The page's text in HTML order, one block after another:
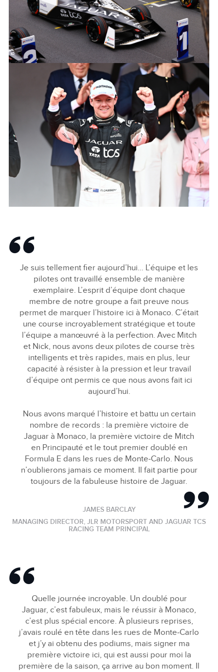
LINKEDIN
SHARE
J_TCS_RACING_MITCH_EVANS_MONACO_270424
X
LINKEDIN
SHARE
Je suis tellement fier aujourd’hui… L’équipe et les
pilotes ont travaillé ensemble de manière
exemplaire. L’esprit d’équipe dont chaque
membre de notre groupe a fait preuve nous
permet de marquer l’histoire ici à Monaco. C’était
une course incroyablement stratégique et toute
l’équipe a manœuvré à la perfection. Avec Mitch
et Nick, nous avons deux pilotes de course très
intelligents et très rapides, mais en plus, leur
capacité à résister à la pression et leur travail
d’équipe ont permis ce que nous avons fait ici
aujourd’hui.
Nous avons marqué l’histoire et battu un certain
nombre de records : la première victoire de
Jaguar à Monaco, la première victoire de Mitch
en Principauté et le tout premier doublé en
Formula E dans les rues de Monte‑Carlo. Nous
n’oublierons jamais ce moment. Il fait partie pour
toujours de la fabuleuse histoire de Jaguar.
JAMES BARCLAY
MANAGING DIRECTOR, JLR MOTORSPORT AND JAGUAR TCS
RACING TEAM PRINCIPAL
Quelle journée incroyable. Un doublé pour
Jaguar, c’est fabuleux, mais le réussir à Monaco,
c’est plus spécial encore. À plusieurs reprises,
j’avais roulé en tête dans les rues de Monte‑Carlo
et j’y ai obtenu des podiums, mais signer ma
première victoire ici, qui est aussi pour moi la
première de la saison, ça arrive au bon moment. Il